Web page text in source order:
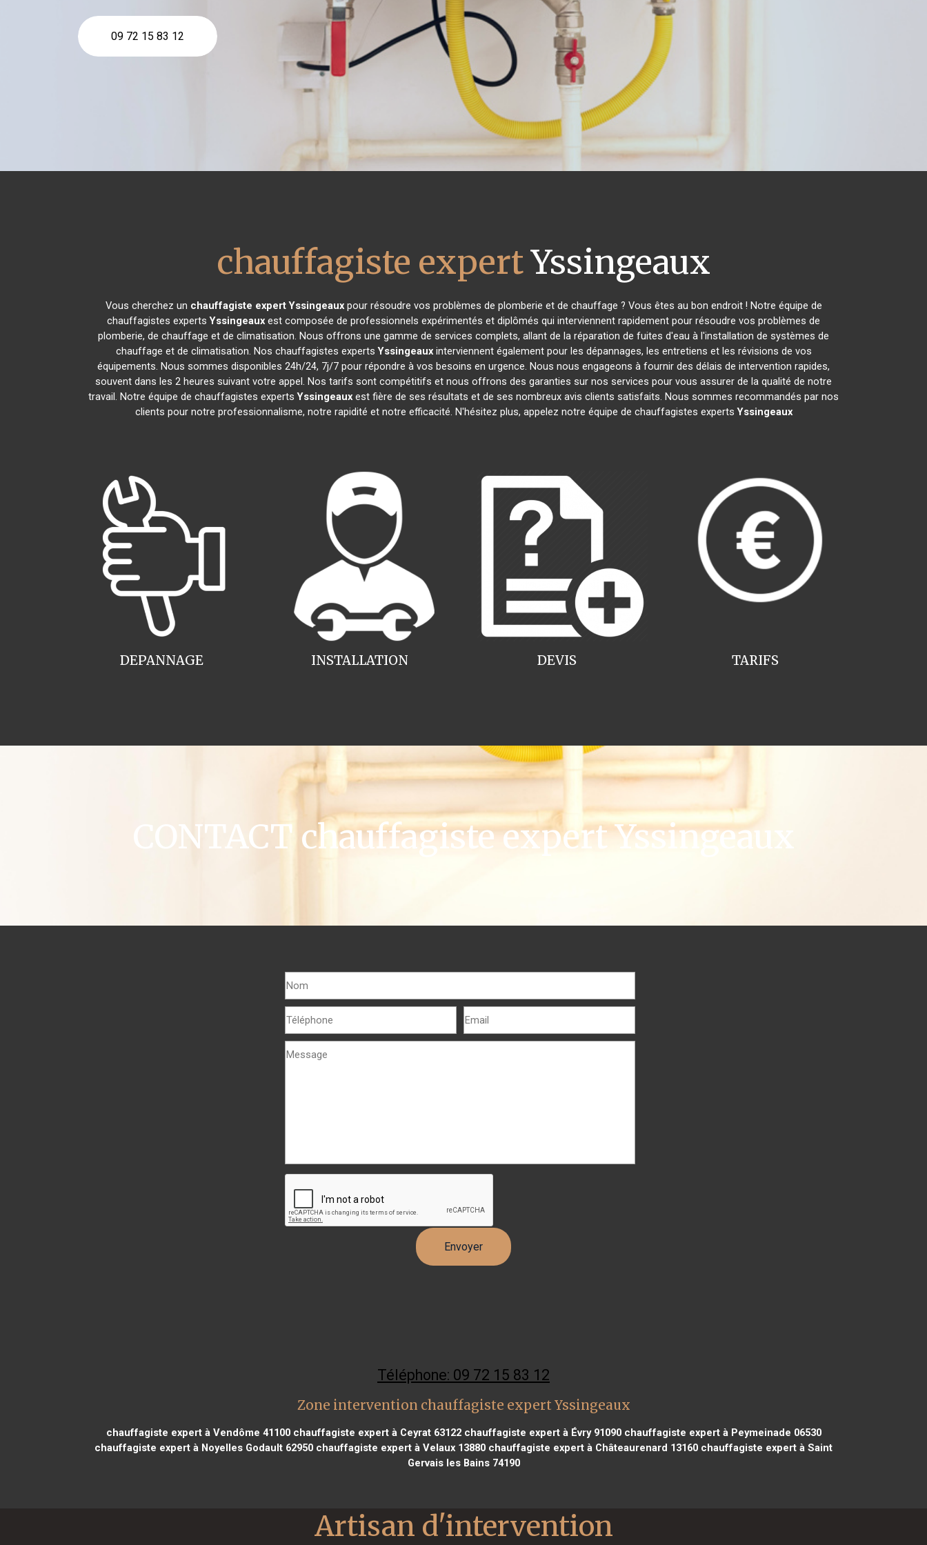
09 72 15 83 12
chauffagiste expertYssingeaux
Vous cherchez un chauffagiste expert Yssingeauxpour résoudre vos problèmes de plomberie et de chauffage ? Vous êtes au bon endroit ! Notre équipe de
chauffagistes expertsYssingeaux est composée de professionnels expérimentés et diplômés qui interviennent rapidement pour résoudre vos problèmes de
plomberie, de chauffage et de climatisation. Nous offrons une gamme de services complets, allant de la réparation de fuites d'eau à l'installation de systèmes de
chauffage et de climatisation. Nos chauffagistes expertsYssingeauxinterviennent également pour les dépannages, les entretiens et les révisions de vos
équipements. Nous sommes disponibles 24h/24, 7j/7 pour répondre à vos besoins en urgence. Nous nous engageons à fournir des délais de intervention rapides,
souvent dans les 2 heures suivant votre appel. Nos tarifs sont compétitifs et nous offrons des garanties sur nos services pour vous assurer de la qualité de notre
travail. Notre équipe de chauffagistes expertsYssingeaux est fière de ses résultats et de ses nombreux avis clients satisfaits. Nous sommes recommandés par nos
clients pour notre professionnalisme, notre rapidité et notre efficacité. N'hésitez plus, appelez notre équipe de chauffagistes expertsYssingeaux
INSTALLATION
DEPANNAGE TARIFS
DEVIS
CONTACT chauffagiste expert Yssingeaux
Téléphone: 09 72 15 83 12
Zone intervention chauffagiste expert Yssingeaux
chauffagiste expert à Vendôme 41100chauffagiste expert à Ceyrat 63122chauffagiste expert à Évry 91090chauffagiste expert à Peymeinade 06530
chauffagiste expert à Noyelles Godault 62950 chauffagiste expert à Velaux 13880 chauffagiste expert à Châteaurenard 13160 chauffagiste expert à Saint
Gervais les Bains 74190
Artisan d'intervention